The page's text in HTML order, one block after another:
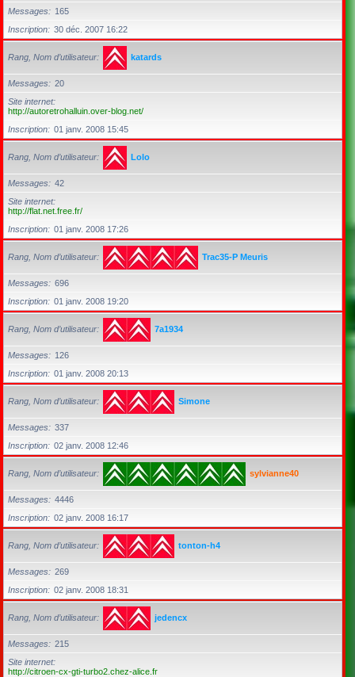
Messages
165
Inscription
30 déc. 2007 16:22
Rang, Nom d’utilisateur katards
Messages
20
Site internet
http://autoretrohalluin.over-blog.net/
Inscription
01 janv. 2008 15:45
Rang, Nom d’utilisateur Lolo
Messages
42
Site internet
http://flat.net.free.fr/
Inscription
01 janv. 2008 17:26
Rang, Nom d’utilisateur Trac35-P Meuris
Messages
696
Inscription
01 janv. 2008 19:20
Rang, Nom d’utilisateur 7a1934
Messages
126
Inscription
01 janv. 2008 20:13
Rang, Nom d’utilisateur Simone
Messages
337
Inscription
02 janv. 2008 12:46
Rang, Nom d’utilisateur sylvianne40
Messages
4446
Inscription
02 janv. 2008 16:17
Rang, Nom d’utilisateur tonton-h4
Messages
269
Inscription
02 janv. 2008 18:31
Rang, Nom d’utilisateur jedencx
Messages
215
Site internet
http://citroen-cx-gti-turbo2.chez-alice.fr